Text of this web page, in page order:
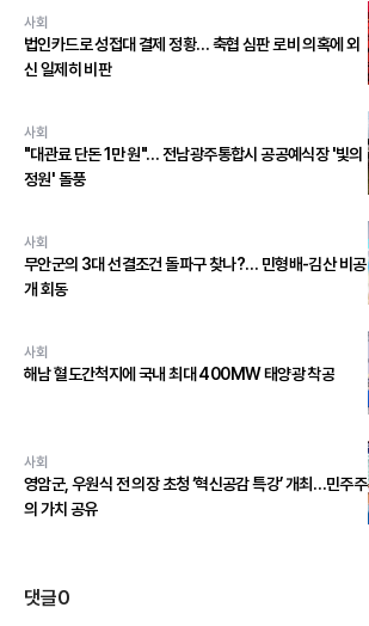
사회
법인카드로 성접대 결제 정황… 축협 심판 로비 의혹에 외
신 일제히 비판
사회
"대관료 단돈 1만 원"… 전남광주통합시 공공예식장 '빛의
정원' 돌풍
사회
무안군의 3대 선결조건 돌파구 찾나?… 민형배-김산 비공
개 회동
사회
해남 혈도간척지에 국내 최대 400MW 태양광 착공
사회
영암군, 우원식 전 의장 초청 ‘혁신공감 특강’ 개최…민주주
의 가치 공유
댓글0